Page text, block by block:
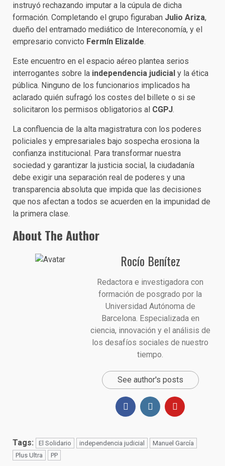
instruyó rechazando imputar a la cúpula de dicha
formación. Completando el grupo figuraban Julio Ariza,
dueño del entramado mediático de Intereconomía, y el
empresario convicto Fermín Elizalde.
Este encuentro en el espacio aéreo plantea serios
interrogantes sobre la independencia judicial y la ética
pública. Ninguno de los funcionarios implicados ha
aclarado quién sufragó los costes del billete o si se
solicitaron los permisos obligatorios al CGPJ.
La confluencia de la alta magistratura con los poderes
policiales y empresariales bajo sospecha erosiona la
confianza institucional. Para transformar nuestra
sociedad y garantizar la justicia social, la ciudadanía
debe exigir una separación real de poderes y una
transparencia absoluta que impida que las decisiones
que nos afectan a todos se acuerden en la impunidad de
la primera clase.
About The Author
Rocío Benítez
Redactora e investigadora con
formación de posgrado por la
Universidad Autónoma de
Barcelona. Especializada en
ciencia, innovación y el análisis de
los desafíos sociales de nuestro
tiempo.
See author's posts
Tags: El Solidario independencia judicial
Manuel García
Plus Ultra
PP